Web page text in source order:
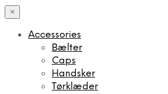
×
Accessories
Bælter
Caps
Handsker
Tørklæder